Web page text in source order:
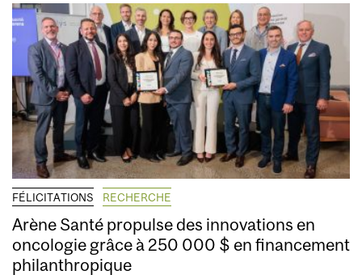
FÉLICITATIONS RECHERCHE
Arène Santé propulse des innovations en
oncologie grâce à 250 000 $ en financement
philanthropique